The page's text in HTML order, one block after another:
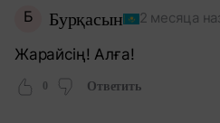
Б Бурқасын 2 месяца
Жарайсің! Алға!
Ответить